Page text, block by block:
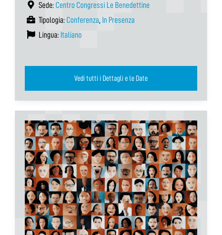
Sede: Centro Congressi Le Benedettine
Tipologia: Conferenza, In Presenza
Lingua: Italiano
Vedi tutti i Dettagli e le Date